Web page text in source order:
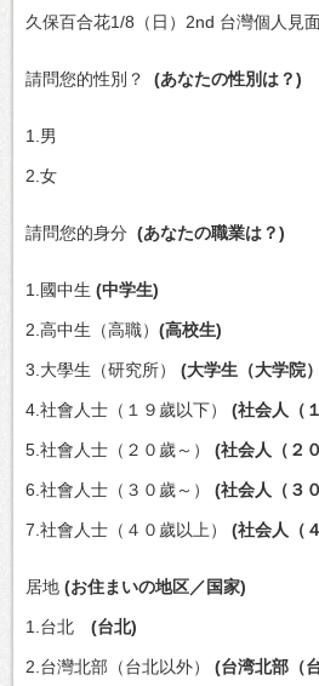
久保百合花1/8（日）2nd 台灣個人見
請問您的性別？ (あなたの性別は？)
1.男
2.女
請問您的身分 (あなたの職業は？)
1.國中生 (中学生)
2.高中生（高職） (高校生)
3.大學生（研究所） (大学生（大学院
4.社會人士（１９歲以下） (社会人（
5.社會人士（２０歲～） (社会人（２
6.社會人士（３０歲～） (社会人（３
7.社會人士（４０歲以上） (社会人（
居地 (お住まいの地区／国家)
1.台北 (台北)
2.台灣北部（台北以外） (台湾北部（